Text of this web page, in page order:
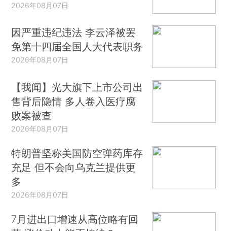
2026年08月07日
因严重违纪违法 李云泽被罢
免第十四届全国人大代表职务
2026年08月07日
【我闻】光大旗下上市公司出
售背后隐情 多人卷入医疗腐
败案被查
2026年08月07日
特朗普坚称美国防空弹药库存
充足 但不会向乌克兰提供更
多
2026年08月07日
7月进出口增速从高位略有回